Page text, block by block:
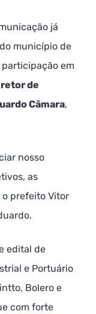
já
município de
participação em
de
Câmara,
nosso
as
prefeito Vitor
edital de
e Portuário
Bolero e
com forte